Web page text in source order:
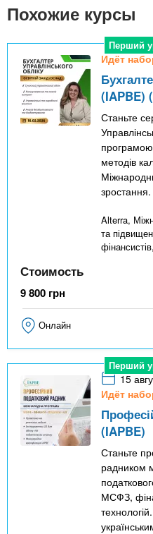
Похожие курсы
Перший
Идёт
(IAPBE)
Станьте
методів
зростання.
Alterra,
та
Стоимость
9 800 грн
Онлайн
Перший
15
Идёт
(IAPBE)
Станьте
радником
МСФЗ,